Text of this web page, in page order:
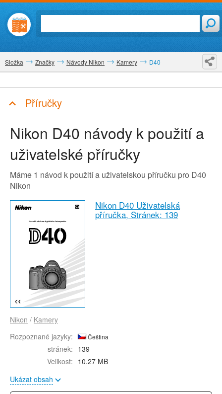
Složka Značky Návody Nikon Kamery D40
Příručky
Nikon D40 návody k použití a
uživatelské příručky
Máme 1 návod k použití a uživatelskou příručku pro D40
Nikon
Nikon D40 Uživatelská
příručka, Stránek: 139
Nikon / Kamery
Rozpoznané jazyky:
Čeština
stránek: 139
Velikost: 10.27 MB
Ukázat obsah